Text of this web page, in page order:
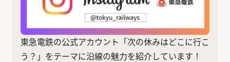
東急電鉄の公式アカウント「次の休みはどこに行こ
う？」をテーマに沿線の魅力を紹介しています！